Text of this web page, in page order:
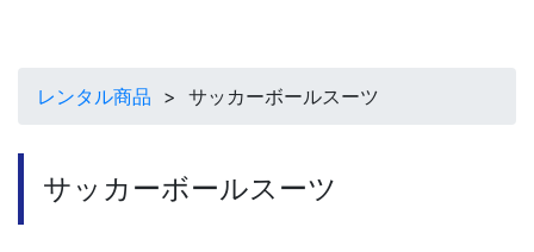
レンタル商品 > サッカーボールスーツ
サッカーボールスーツ